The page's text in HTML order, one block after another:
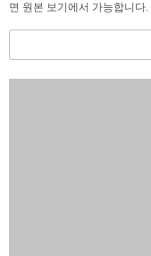
면 원본 보기에서 가능합니다.